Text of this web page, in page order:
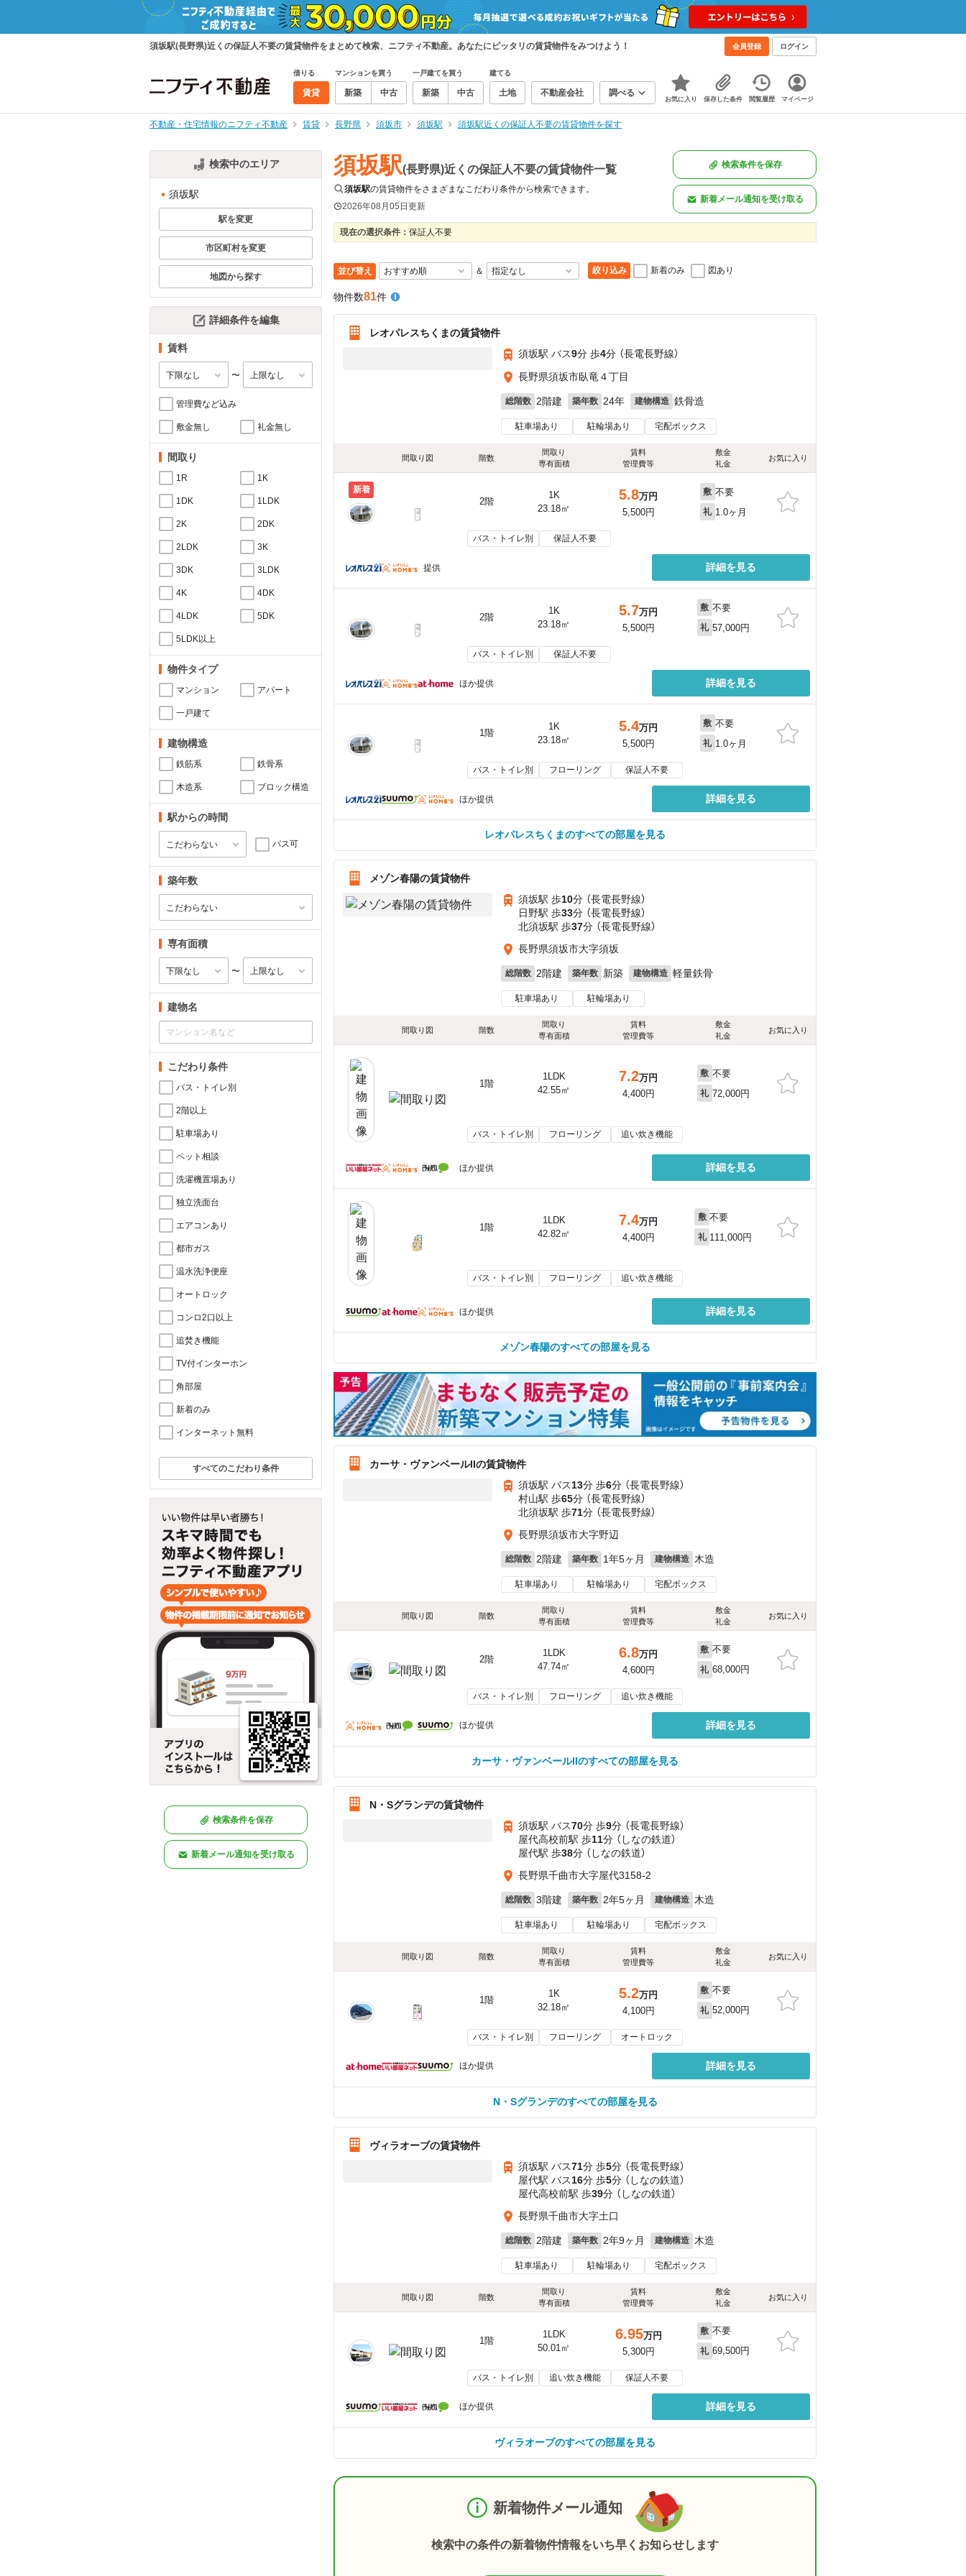
須坂駅(長野県)近くの保証人不要の賃貸物件をまとめて検索、ニフティ不動産。あなたにピッタリの賃貸物件をみつけよう！ 会員登録 ログイン
借りる
賃貸
マンションを買う
新築 中古
一戸建てを買う
新築 中古
建てる
土地 不動産会社 調べる
お気に入り 保存した条件 閲覧履歴 マイページ
不動産・住宅情報のニフティ不動産 賃貸 長野県 須坂市 須坂駅 須坂駅近くの保証人不要の賃貸物件を探す
検索中のエリア
須坂駅
駅を変更
市区町村を変更
地図から探す
詳細条件を編集
賃料
〜
管理費など込み
敷金無し 礼金無し
間取り
1R 1K
1DK 1LDK
2K 2DK
2LDK 3K
3DK 3LDK
4K 4DK
4LDK 5DK
5LDK以上
物件タイプ
マンション アパート
一戸建て
建物構造
鉄筋系 鉄骨系
木造系 ブロック構造
駅からの時間
バス可
築年数
専有面積
〜
建物名
こだわり条件
バス・トイレ別
2階以上
駐車場あり
ペット相談
洗濯機置場あり
独立洗面台
エアコンあり
都市ガス
温水洗浄便座
オートロック
コンロ2口以上
追焚き機能
TV付インターホン
角部屋
新着のみ
インターネット無料
すべてのこだわり条件
検索条件を保存
新着メール通知を受け取る
須坂駅(長野県)近くの保証人不要の賃貸物件一覧
須坂駅の賃貸物件をさまざまなこだわり条件から検索できます。
2026年08月05日更新
検索条件を保存
新着メール通知を受け取る
現在の選択条件： 保証人不要
並び替え ＆ 絞り込み 新着のみ 図あり
物件数81件
レオパレスちくまの賃貸物件
須坂駅 バス9分 歩4分 （長電長野線）
長野県須坂市臥竜４丁目
総階数 2階建 築年数 24年 建物構造 鉄骨造
駐車場あり 駐輪場あり 宅配ボックス
間取り図 階数
間取り
専有面積
賃料
管理費等
敷金
礼金
お気に入り
新着
2階
1K
23.18㎡
5.8万円
5,500円
敷 不要
礼 1.0ヶ月
バス・トイレ別 保証人不要
提供 詳細を見る
2階
1K
23.18㎡
5.7万円
5,500円
敷 不要
礼 57,000円
バス・トイレ別 保証人不要
ほか提供 詳細を見る
1階
1K
23.18㎡
5.4万円
5,500円
敷 不要
礼 1.0ヶ月
バス・トイレ別 フローリング 保証人不要
ほか提供 詳細を見る
レオパレスちくまのすべての部屋を見る
メゾン春陽の賃貸物件
須坂駅 歩10分 （長電長野線）
日野駅 歩33分 （長電長野線）
北須坂駅 歩37分 （長電長野線）
長野県須坂市大字須坂
総階数 2階建 築年数 新築 建物構造 軽量鉄骨
駐車場あり 駐輪場あり
間取り図 階数
間取り
専有面積
賃料
管理費等
敷金
礼金
お気に入り
1階
1LDK
42.55㎡
7.2万円
4,400円
敷 不要
礼 72,000円
バス・トイレ別 フローリング 追い炊き機能
ほか提供 詳細を見る
1階
1LDK
42.82㎡
7.4万円
4,400円
敷 不要
礼 111,000円
バス・トイレ別 フローリング 追い炊き機能
ほか提供 詳細を見る
メゾン春陽のすべての部屋を見る
カーサ・ヴァンベールIIの賃貸物件
須坂駅 バス13分 歩6分 （長電長野線）
村山駅 歩65分 （長電長野線）
北須坂駅 歩71分 （長電長野線）
長野県須坂市大字野辺
総階数 2階建 築年数 1年5ヶ月 建物構造 木造
駐車場あり 駐輪場あり 宅配ボックス
間取り図 階数
間取り
専有面積
賃料
管理費等
敷金
礼金
お気に入り
2階
1LDK
47.74㎡
6.8万円
4,600円
敷 不要
礼 68,000円
バス・トイレ別 フローリング 追い炊き機能
ほか提供 詳細を見る
カーサ・ヴァンベールIIのすべての部屋を見る
N・Sグランデの賃貸物件
須坂駅 バス70分 歩9分 （長電長野線）
屋代高校前駅 歩11分 （しなの鉄道）
屋代駅 歩38分 （しなの鉄道）
長野県千曲市大字屋代3158-2
総階数 3階建 築年数 2年5ヶ月 建物構造 木造
駐車場あり 駐輪場あり 宅配ボックス
間取り図 階数
間取り
専有面積
賃料
管理費等
敷金
礼金
お気に入り
1階
1K
32.18㎡
5.2万円
4,100円
敷 不要
礼 52,000円
バス・トイレ別 フローリング オートロック
ほか提供 詳細を見る
N・Sグランデのすべての部屋を見る
ヴィラオーブの賃貸物件
須坂駅 バス71分 歩5分 （長電長野線）
屋代駅 バス16分 歩5分 （しなの鉄道）
屋代高校前駅 歩39分 （しなの鉄道）
長野県千曲市大字土口
総階数 2階建 築年数 2年9ヶ月 建物構造 木造
駐車場あり 駐輪場あり 宅配ボックス
間取り図 階数
間取り
専有面積
賃料
管理費等
敷金
礼金
お気に入り
1階
1LDK
50.01㎡
6.95万円
5,300円
敷 不要
礼 69,500円
バス・トイレ別 追い炊き機能 保証人不要
ほか提供 詳細を見る
ヴィラオーブのすべての部屋を見る
新着物件メール通知
検索中の条件の新着物件情報をいち早くお知らせします